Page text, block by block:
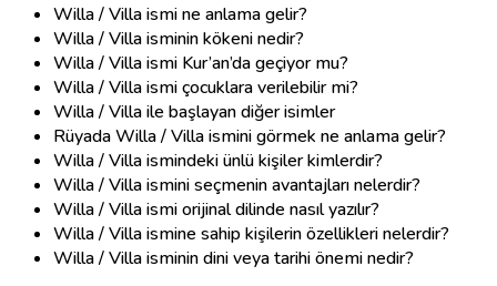
Willa / Villa ismi ne anlama gelir?
Willa / Villa isminin kökeni nedir?
Willa / Villa ismi Kur’an’da geçiyor mu?
Willa / Villa ismi çocuklara verilebilir mi?
Willa / Villa ile başlayan diğer isimler
Rüyada Willa / Villa ismini görmek ne anlama gelir?
Willa / Villa ismindeki ünlü kişiler kimlerdir?
Willa / Villa ismini seçmenin avantajları nelerdir?
Willa / Villa ismi orijinal dilinde nasıl yazılır?
Willa / Villa ismine sahip kişilerin özellikleri nelerdir?
Willa / Villa isminin dini veya tarihi önemi nedir?